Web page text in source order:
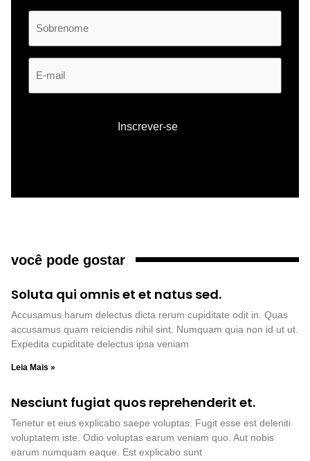
você pode gostar
Soluta qui omnis et et natus sed.
Accusamus harum delectus dicta rerum cupiditate odit in. Quas
accusamus quam reiciendis nihil sint. Numquam quia non id ut ut.
Expedita cupiditate delectus ipsa veniam
Leia Mais »
Nesciunt fugiat quos reprehenderit et.
Tenetur et eius explicabo saepe voluptas. Fugit esse est deleniti
voluptatem iste. Odio voluptas earum veniam quo. Aut nobis
earum numquam eaque. Est explicabo sunt